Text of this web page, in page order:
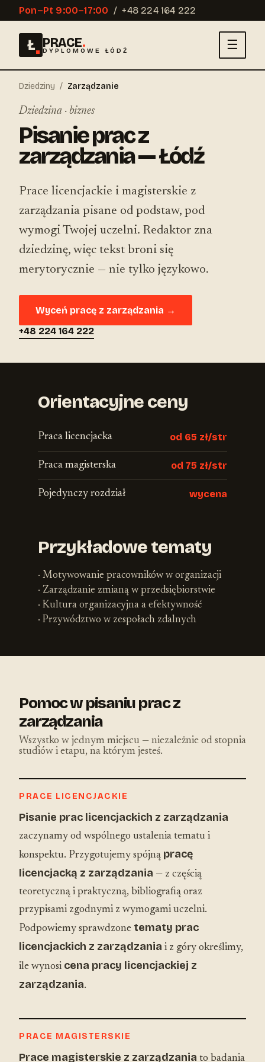
Pon–Pt 9:00–17:00 /+48 224 164 222
Ł PRACE.
DYPLOMOWE ŁÓDŹ ☰
Dziedziny / Zarządzanie
Dziedzina · biznes
Pisanie prac z
zarządzania — Łódź
Prace licencjackie i magisterskie z
zarządzania pisane od podstaw, pod
wymogi Twojej uczelni. Redaktor zna
dziedzinę, więc tekst broni się
merytorycznie — nie tylko językowo.
Wyceń pracę z zarządzania →
+48 224 164 222
Orientacyjne ceny
Praca licencjacka od 65 zł/str
Praca magisterska od 75 zł/str
Pojedynczy rozdział wycena
Przykładowe tematy
· Motywowanie pracowników w organizacji
· Zarządzanie zmianą w przedsiębiorstwie
· Kultura organizacyjna a efektywność
· Przywództwo w zespołach zdalnych
Pomoc w pisaniu prac z
zarządzania
Wszystko w jednym miejscu — niezależnie od stopnia
studiów i etapu, na którym jesteś.
PRACE LICENCJACKIE
Pisanie prac licencjackich z zarządzania
zaczynamy od wspólnego ustalenia tematu i
konspektu. Przygotujemy spójną pracę
licencjacką z zarządzania — z częścią
teoretyczną i praktyczną, bibliografią oraz
przypisami zgodnymi z wymogami uczelni.
Podpowiemy sprawdzone tematy prac
licencjackich z zarządzania i z góry określimy,
ile wynosi cena pracy licencjackiej z
zarządzania.
PRACE MAGISTERSKIE
Prace magisterskie z zarządzania to badania